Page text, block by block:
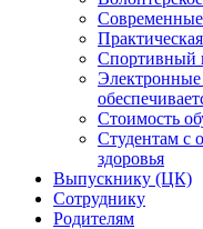
Современные
Спортивный
Электронные
Стоимость
Студентам с
здоровья
Выпускнику (ЦК)
Сотруднику
Родителям